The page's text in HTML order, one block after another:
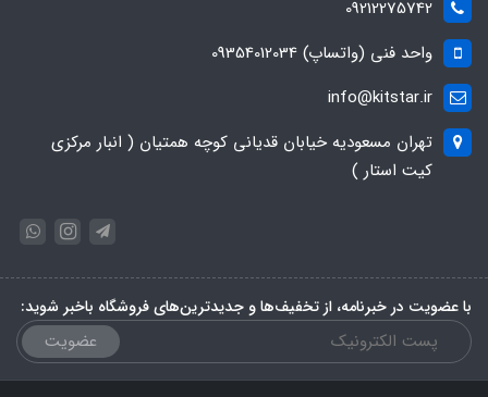
09212275742
واحد فنی (واتساپ) 09354012034
info@kitstar.ir
تهران مسعودیه خیابان قدیانی کوچه همتیان ( انبار مرکزی
کیت استار )
با عضویت در خبرنامه، از تخفیف‌ها و جدیدترین‌های فروشگاه باخبر شوید:
عضویت